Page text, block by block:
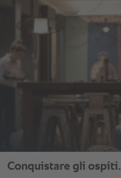
Conquistare gli ospiti.